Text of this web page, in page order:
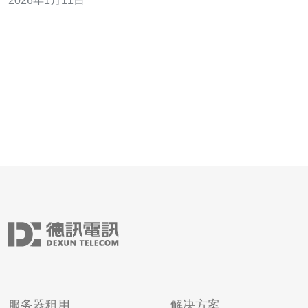
务器托管市场相对成熟，拥有多家知名的托管服务商。像
服务器租用 解决方案